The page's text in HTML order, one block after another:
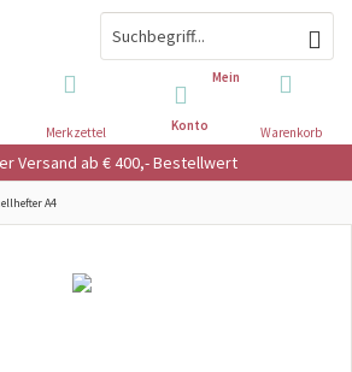
Versand ab € 400,- Bestellwert
Warenkorb
Merkzettel
Mein
Konto
A4